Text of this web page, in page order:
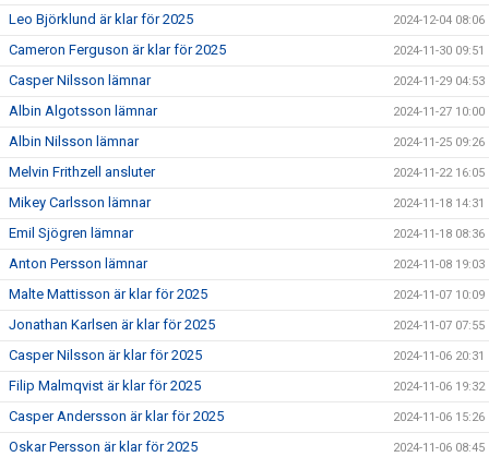
Leo Björklund är klar för 2025 2024-12-04 08:06
Cameron Ferguson är klar för 2025 2024-11-30 09:51
Casper Nilsson lämnar 2024-11-29 04:53
Albin Algotsson lämnar 2024-11-27 10:00
Albin Nilsson lämnar 2024-11-25 09:26
Melvin Frithzell ansluter 2024-11-22 16:05
Mikey Carlsson lämnar 2024-11-18 14:31
Emil Sjögren lämnar 2024-11-18 08:36
Anton Persson lämnar 2024-11-08 19:03
Malte Mattisson är klar för 2025 2024-11-07 10:09
Jonathan Karlsen är klar för 2025 2024-11-07 07:55
Casper Nilsson är klar för 2025 2024-11-06 20:31
Filip Malmqvist är klar för 2025 2024-11-06 19:32
Casper Andersson är klar för 2025 2024-11-06 15:26
Oskar Persson är klar för 2025 2024-11-06 08:45